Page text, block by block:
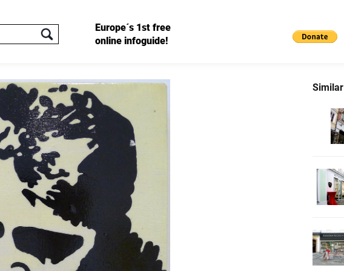
Europe´s 1st free
online infoguide!
Similar